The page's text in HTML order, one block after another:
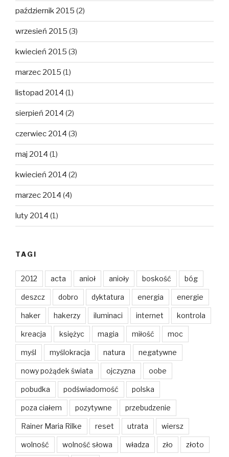
październik 2015 (2)
wrzesień 2015 (3)
kwiecień 2015 (3)
marzec 2015 (1)
listopad 2014 (1)
sierpień 2014 (2)
czerwiec 2014 (3)
maj 2014 (1)
kwiecień 2014 (2)
marzec 2014 (4)
luty 2014 (1)
TAGI
2012 acta anioł anioły boskość bóg
deszcz dobro dyktatura energia energie
haker hakerzy iluminaci internet kontrola
kreacja księżyc magia miłość moc
myśl myślokracja natura negatywne
nowy pożądek świata ojczyzna oobe
pobudka podświadomość polska
poza ciałem pozytywne przebudzenie
Rainer Maria Rilke reset utrata wiersz
wolność wolność słowa władza zło złoto